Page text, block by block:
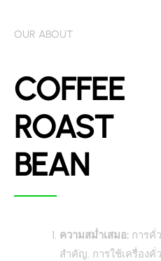
OUR ABOUT
COFFEE
ROAST
BEAN
ความสม่ำเสมอ: การคั่
สำคัญ. การใช้เครื่อง